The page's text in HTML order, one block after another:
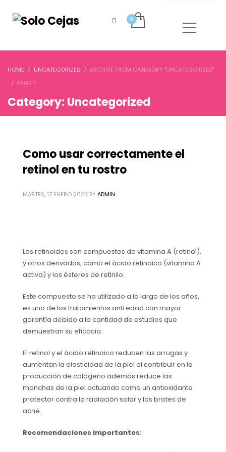
HOME UNCATEGORIZED
ARCHIVE FROM CATEGORY "UNCATEGORIZED"
PAGE 2
Category: Uncategorized
Como usar correctamente el
retinol en tu rostro
MARTES, 17 ENERO 2023 BY ADMIN
Los retinoides son compuestos de vitamina A (retinol),
y otros derivados, como el ácido retinoico (vitamina A
activa) y los ésteres de retinilo.
Este compuesto se ha utilizado a lo largo de los años,
es uno de los tratamientos anti edad con mayor
garantía debido a la cantidad de estudios que
demuestran su eficacia.
El retinol y el ácido retinoico reducen las arrugas y
aumentan la elasticidad de la piel al contribuir en la
producción de colágeno además reduce las
manchas de la piel actuando como un antioxidante
protector contra la radiación solar y los brotes de
acné.
Recomendaciones importantes: